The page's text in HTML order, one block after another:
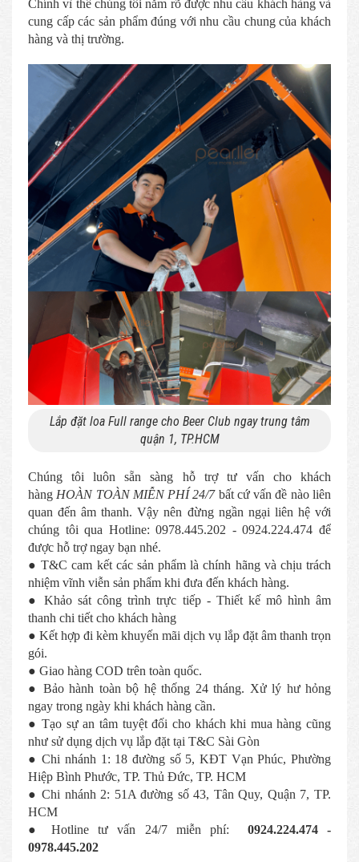
Chính vì thế chúng tôi nắm rõ được nhu cầu khách hàng và
cung cấp các sản phẩm đúng với nhu cầu chung của khách
hàng và thị trường.
Lắp đặt loa Full range cho Beer Club ngay trung tâm
quận 1, TP.HCM
Chúng tôi luôn sẵn sàng hỗ trợ tư vấn cho khách
hàng HOÀN TOÀN MIỄN PHÍ 24/7bất cứ vấn đề nào liên
quan đến âm thanh. Vậy nên đừng ngần ngại liên hệ với
chúng tôi qua Hotline: 0978.445.202 - 0924.224.474 để
được hỗ trợ ngay bạn nhé.
● T&C cam kết các sản phẩm là chính hãng và chịu trách
nhiệm vĩnh viễn sản phẩm khi đưa đến khách hàng.
● Khảo sát công trình trực tiếp - Thiết kế mô hình âm
thanh chi tiết cho khách hàng
● Kết hợp đi kèm khuyến mãi dịch vụ lắp đặt âm thanh trọn
gói.
● Giao hàng COD trên toàn quốc.
● Bảo hành toàn bộ hệ thống 24 tháng. Xử lý hư hỏng
ngay trong ngày khi khách hàng cần.
● Tạo sự an tâm tuyệt đối cho khách khi mua hàng cũng
như sử dụng dịch vụ lắp đặt tại T&C Sài Gòn
● Chi nhánh 1: 18 đường số 5, KĐT Vạn Phúc, Phường
Hiệp Bình Phước, TP. Thủ Đức, TP. HCM
● Chi nhánh 2: 51A đường số 43, Tân Quy, Quận 7, TP.
HCM
● Hotline tư vấn 24/7 miễn phí:
0924.224.474 -
0978.445.202